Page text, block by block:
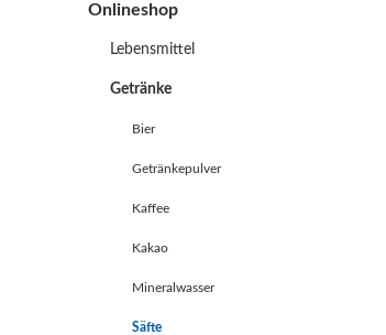
Onlineshop
Lebensmittel
Getränke
Bier
Getränkepulver
Kaffee
Kakao
Mineralwasser
Säfte